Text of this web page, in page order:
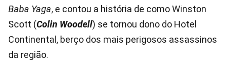
Baba Yaga, e contou a história de como Winston
Scott (Colin Woodell) se tornou dono do Hotel
Continental, berço dos mais perigosos assassinos
da região.